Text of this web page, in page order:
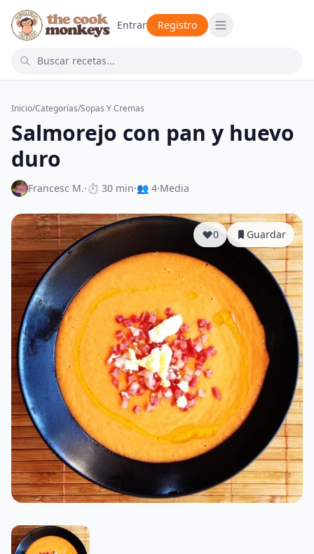
Entrar Registro
Inicio/Categorías/Sopas Y Cremas
Salmorejo con pan y huevo
duro
Francesc M.·⏱ 30 min·👥 4·Media
0 Guardar